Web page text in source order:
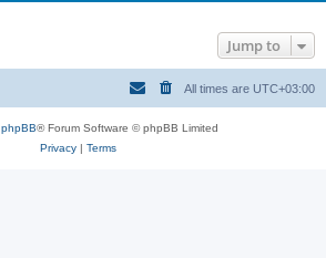
Jump to
All times are UTC+03:00
phpBB® Forum Software © phpBB Limited
Privacy| Terms